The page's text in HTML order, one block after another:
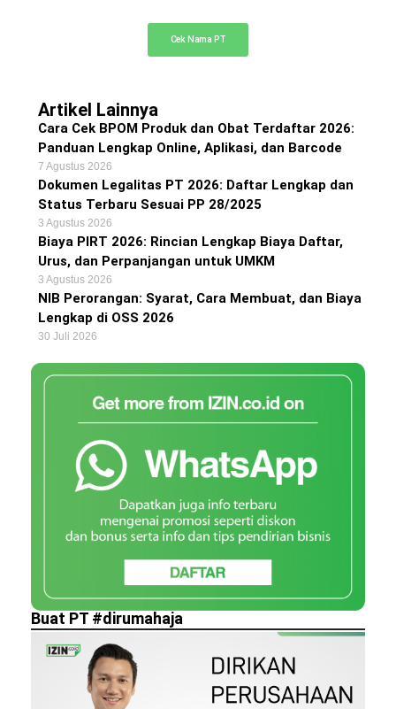
Cek Nama PT
Artikel Lainnya
Cara Cek BPOM Produk dan Obat Terdaftar 2026:
Panduan Lengkap Online, Aplikasi, dan Barcode
7 Agustus 2026
Dokumen Legalitas PT 2026: Daftar Lengkap dan
Status Terbaru Sesuai PP 28/2025
3 Agustus 2026
Biaya PIRT 2026: Rincian Lengkap Biaya Daftar,
Urus, dan Perpanjangan untuk UMKM
3 Agustus 2026
NIB Perorangan: Syarat, Cara Membuat, dan Biaya
Lengkap di OSS 2026
30 Juli 2026
Buat PT #dirumahaja